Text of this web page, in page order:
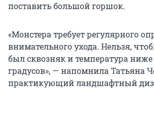
поставить большой горшок.
«Монстера требует регулярного
внимательного ухода. Нельзя,
был сквозняк и температура ниже
градусов», — напомнила Татьяна
практикующий ландшафтный